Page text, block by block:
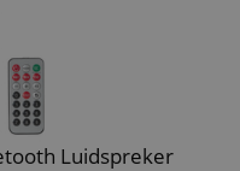
Luidspreker